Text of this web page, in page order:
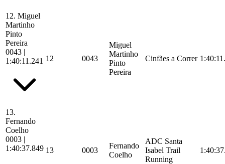
12. Miguel
Martinho
Pinto
Pereira
0043 |
1:40:11.241 12 0043
Miguel
Martinho
Pinto
Pereira
Cinfães a Correr
13.
Fernando
Coelho
0003 |
1:40:37.849 13 0003
Fernando
Coelho
ADC Santa
Isabel Trail
Running